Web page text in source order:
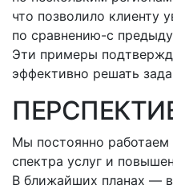
что позволило клиенту
по сравнению-с
Эти примеры
эффективно решать
Мы постоянно
спектра услуг и
В ближайших планах —